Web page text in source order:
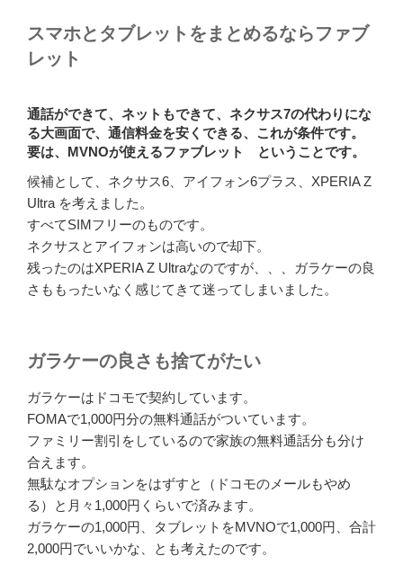
スマホとタブレットをまとめるならファブ
レット
通話ができて、ネットもできて、ネクサス7の代わりにな
る大画面で、通信料金を安くできる、これが条件です。
要は、MVNOが使えるファブレット ということです。
候補として、ネクサス6、アイフォン6プラス、XPERIA Z
Ultra を考えました。
すべてSIMフリーのものです。
ネクサスとアイフォンは高いので却下。
残ったのはXPERIA Z Ultraなのですが、、、ガラケーの良
さももったいなく感じてきて迷ってしまいました。
ガラケーの良さも捨てがたい
ガラケーはドコモで契約しています。
FOMAで1,000円分の無料通話がついています。
ファミリー割引をしているので家族の無料通話分も分け
合えます。
無駄なオプションをはずすと（ドコモのメールもやめ
る）と月々1,000円くらいで済みます。
ガラケーの1,000円、タブレットをMVNOで1,000円、合計
2,000円でいいかな、とも考えたのです。